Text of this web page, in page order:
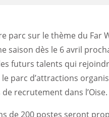
parc sur le thème du Far
saison dès le 6 avril
futurs talents qui
le parc d’attractions
de recrutement dans l’Oise.
de 200 postes seront